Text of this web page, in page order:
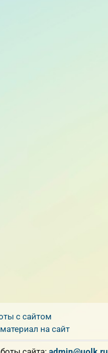
с сайтом
на сайт